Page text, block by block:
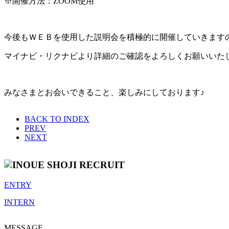
今後もＷＥＢを使用した説明会を積極的に開催していきます
マイナビ・リクナビより詳細のご確認をよろしくお願いいた
みなさまとお会いできること、楽しみにしております♪
BACK TO INDEX
PREV
NEXT
ENTRY
INTERN